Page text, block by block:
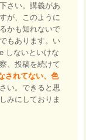
さい。講義があ
が、このように
かも知れないで
もあります。い
しないといけな
、投稿を続けて
されてない、色
い。できると思
みにしておりま